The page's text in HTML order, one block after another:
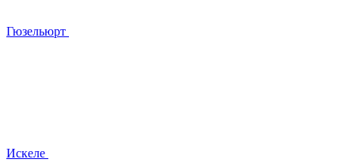
Гюзельюрт
Искеле